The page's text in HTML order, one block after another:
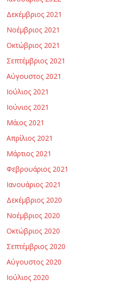
Δεκέμβριος 2021
Νοέμβριος 2021
Οκτώβριος 2021
Σεπτέμβριος 2021
Αύγουστος 2021
Ιούλιος 2021
Ιούνιος 2021
Μάιος 2021
Απρίλιος 2021
Μάρτιος 2021
Φεβρουάριος 2021
Ιανουάριος 2021
Δεκέμβριος 2020
Νοέμβριος 2020
Οκτώβριος 2020
Σεπτέμβριος 2020
Αύγουστος 2020
Ιούλιος 2020